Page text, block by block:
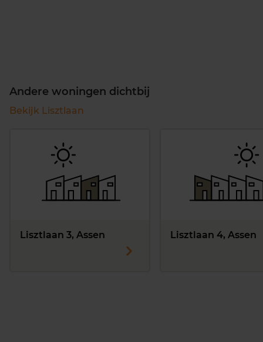
Andere woningen dichtbij
Bekijk Lisztlaan
Lisztlaan 3, Assen Lisztlaan 4, Assen